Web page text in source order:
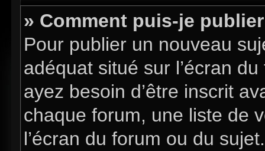
» Comment puis-je
Pour publier un nouveau
adéquat situé sur l’écran
ayez besoin d’être inscrit
chaque forum, une liste de
l’écran du forum ou du